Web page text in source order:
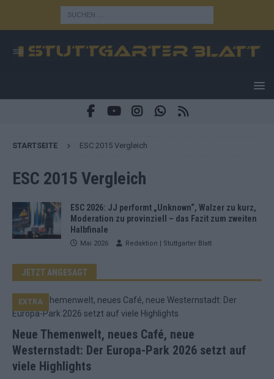
STARTSEITE ESC 2015 Vergleich
ESC 2015 Vergleich
ESC 2026: JJ performt „Unknown“, Walzer zu kurz,
Moderation zu provinziell – das Fazit zum zweiten
Halbfinale
Mai 2026 Redaktion | Stuttgarter Blatt
JETZT ANGESAGT
Neue Themenwelt, neues Café, neue
Westernstadt: Der Europa-Park 2026 setzt auf
viele Highlights
EXTRA